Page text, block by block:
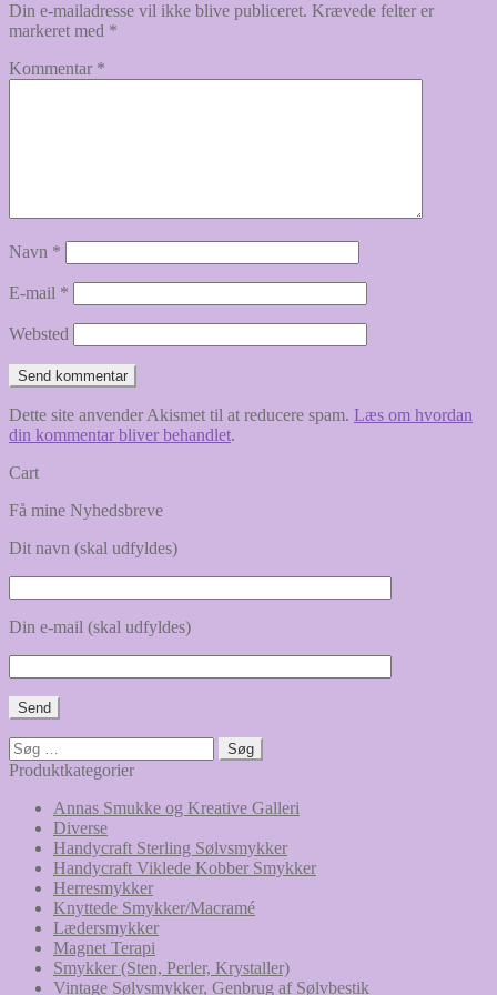
Din e-mailadresse vil ikke blive publiceret. Krævede felter er
markeret med *
Kommentar *
Navn *
E-mail *
Websted
Dette site anvender Akismet til at reducere spam. Læs om hvordan
din kommentar bliver behandlet.
Cart
Få mine Nyhedsbreve
Dit navn (skal udfyldes)
Din e-mail (skal udfyldes)
Søg
efter:
Produktkategorier
Annas Smukke og Kreative Galleri
Diverse
Handycraft Sterling Sølvsmykker
Handycraft Viklede Kobber Smykker
Herresmykker
Knyttede Smykker/Macramé
Lædersmykker
Magnet Terapi
Smykker (Sten, Perler, Krystaller)
Vintage Sølvsmykker, Genbrug af Sølvbestik